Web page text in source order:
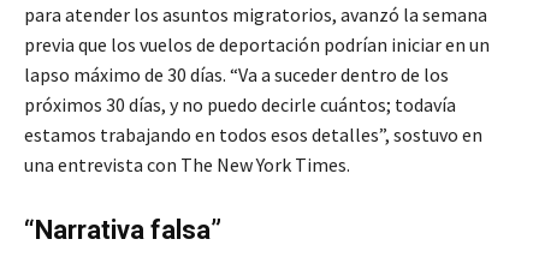
para atender los asuntos migratorios, avanzó la semana
previa que los vuelos de deportación podrían iniciar en un
lapso máximo de 30 días. “Va a suceder dentro de los
próximos 30 días, y no puedo decirle cuántos; todavía
estamos trabajando en todos esos detalles”, sostuvo en
una entrevista con The New York Times.
“Narrativa falsa”